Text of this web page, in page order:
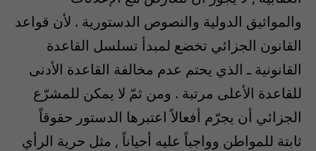
والمواثيق الدولية والنصوص الدستورية . لأن قواعد
القانون الجزائي تخضع لمبدأ تسلسل القاعدة
القانونية ـ الذي يحتم عدم مخالفة القاعدة الأدنى
للقاعدة الأعلى مرتبة . ومن ثمّ لا يمكن للمشرّع
الجزائي أن يجرّم أفعالاً اعتبرها الدستور حقوقاً
ثابتة للمواطن وواجباً عليه أحياناً , مثل حرية الرأي